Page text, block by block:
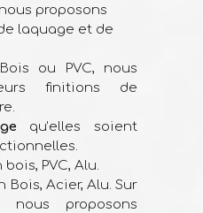
proposons
laquage et de
ou PVC, nous
finitions de
qu’elles soient
bois, PVC, Alu.
Bois, Acier, Alu. Sur
proposons